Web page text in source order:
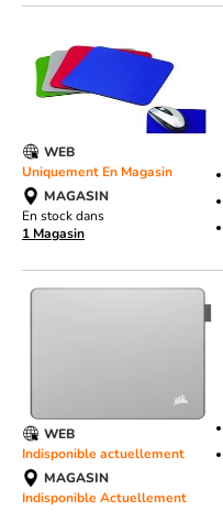
WEB
Uniquement En Magasin
MAGASIN
En stock dans
1 Magasin
WEB
Indisponible actuellement
MAGASIN
Indisponible Actuellement